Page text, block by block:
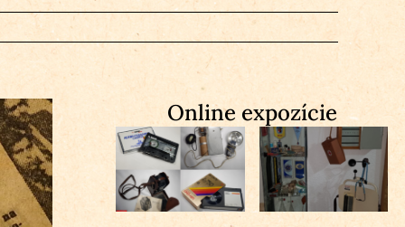
Online expozície